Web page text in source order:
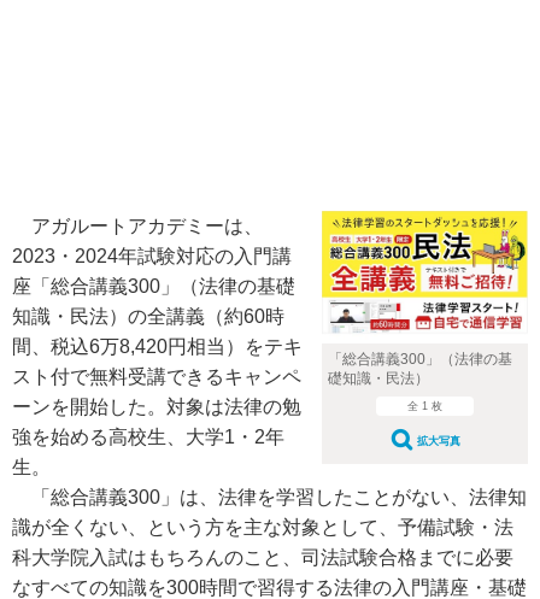
「総合講義300」（法律の基
礎知識・民法）
全 1 枚
拡大写真
アガルートアカデミーは、
2023・2024年試験対応の入門講
座「総合講義300」（法律の基礎
知識・民法）の全講義（約60時
間、税込6万8,420円相当）をテキ
スト付で無料受講できるキャンペ
ーンを開始した。対象は法律の勉
強を始める高校生、大学1・2年
生。
「総合講義300」は、法律を学習したことがない、法律知
識が全くない、という方を主な対象として、予備試験・法
科大学院入試はもちろんのこと、司法試験合格までに必要
なすべての知識を300時間で習得する法律の入門講座・基礎